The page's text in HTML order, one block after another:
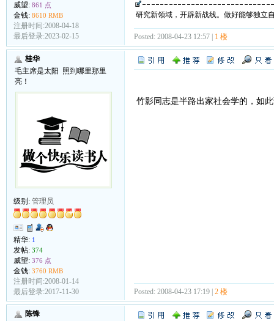
威望: 861 点
金钱: 8610 RMB
注册时间:2008-04-18
最后登录:2023-02-15
研究新领域，开辟新战线。做好能够独立
Posted: 2008-04-23 12:57 | 1 楼
桂华
毛主席是太阳 照到哪里那里
亮！
级别: 管理员
精华: 1
发帖: 374
威望: 376 点
金钱: 3760 RMB
注册时间:2008-01-14
最后登录:2017-11-30
竹影同志是半路出家社会学的，如
Posted: 2008-04-23 17:19 | 2 楼
陈锋